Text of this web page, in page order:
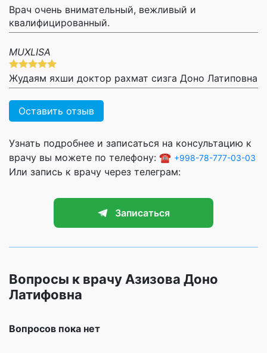
Врач очень внимательный, вежливый и
квалифицированный.
MUXLISA
Жудаям яхши доктор рахмат сизга Доно Латиповна
Оставить отзыв
Узнать подробнее и записаться на консультацию к
врачу вы можете по телефону: ☎️ +998-78-777-03-03
Или запись к врачу через телеграм:
Записаться
Вопросы к врачу Азизова Доно
Латифовна
Вопросов пока нет